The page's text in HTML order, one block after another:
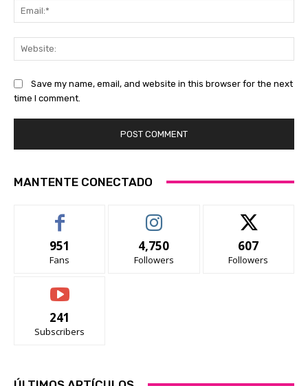
Save my name, email, and website in this browser for the next
time I comment.
MANTENTE CONECTADO
951
Fans
4,750
Followers
607
Followers
241
Subscribers